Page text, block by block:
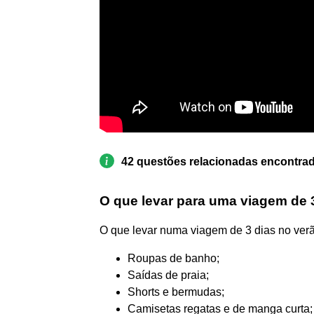
42 questões relacionadas
O que levar para uma viagem de
O que levar numa viagem de 3 dias no
Roupas de banho;
Saídas de praia;
Shorts e bermudas;
Camisetas regatas e de manga curta;